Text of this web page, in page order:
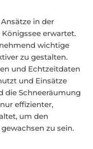
in der
erwartet.
wichtige
zu gestalten.
und Echtzeitdaten
und Einsätze
die Schneeräumung
effizienter,
um den
zu sein.